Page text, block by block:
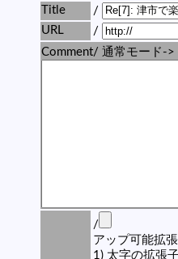
Title
/
URL
/
Comment/ 通常モード->
/
アップ可能拡
1) 太字の拡張